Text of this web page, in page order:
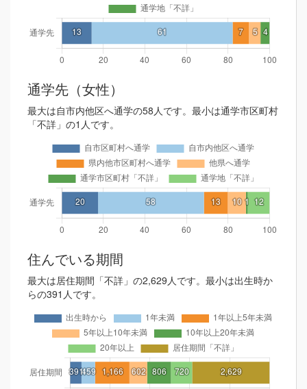
通学先（女性）
最大は自市内他区へ通学の58人です。最小は通学市区町村
「不詳」の1人です。
住んでいる期間
最大は居住期間「不詳」の2,629人です。最小は出生時か
らの391人です。